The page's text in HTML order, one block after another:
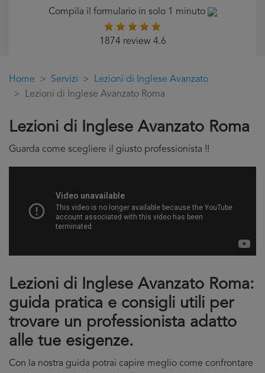
Compila il formulario in solo 1 minuto
1874 review 4.6
Home Servizi
Lezioni di Inglese Avanzato
Lezioni di Inglese Avanzato Roma
Lezioni di Inglese Avanzato Roma
Guarda come scegliere il giusto professionista !!
Lezioni di Inglese Avanzato Roma:
guida pratica e consigli utili per
trovare un professionista adatto
alle tue esigenze.
Con la nostra guida potrai capire meglio come confrontare